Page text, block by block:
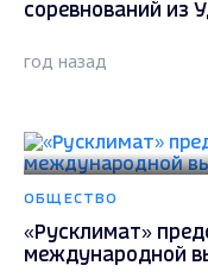
соревнований из
год назад
ОБЩЕСТВО
«Русклимат»
международной